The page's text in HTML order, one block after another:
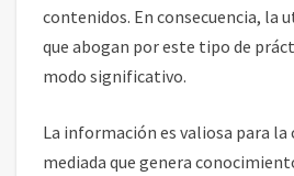
contenidos. En consecuencia, la
que abogan por este tipo de
modo significativo.
La información es valiosa para la
mediada que genera